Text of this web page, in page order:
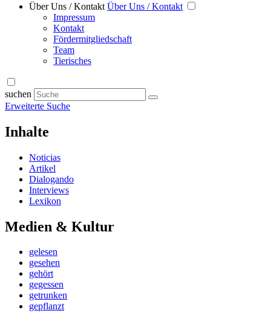
Über Uns / Kontakt Über Uns / Kontakt
Impressum
Kontakt
Fördermitgliedschaft
Team
Tierisches
suchen
Erweiterte Suche
Inhalte
Noticias
Artikel
Dialogando
Interviews
Lexikon
Medien & Kultur
gelesen
gesehen
gehört
gegessen
getrunken
gepflanzt